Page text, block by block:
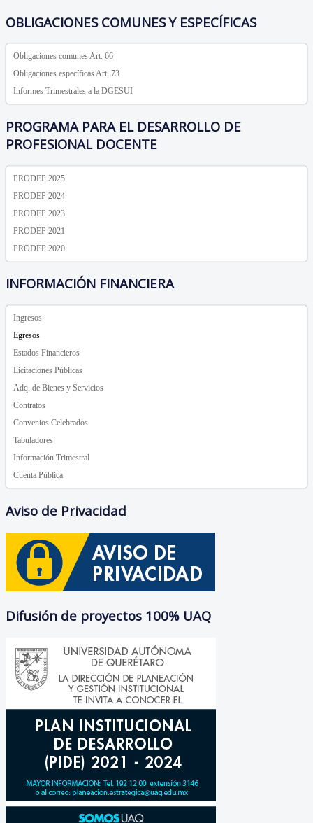
OBLIGACIONES COMUNES Y ESPECÍFICAS
Obligaciones comunes Art. 66
Obligaciones específicas Art. 73
Informes Trimestrales a la DGESUI
PROGRAMA PARA EL DESARROLLO DE
PROFESIONAL DOCENTE
PRODEP 2025
PRODEP 2024
PRODEP 2023
PRODEP 2021
PRODEP 2020
INFORMACIÓN FINANCIERA
Ingresos
Egresos
Estados Financieros
Licitaciones Públicas
Adq. de Bienes y Servicios
Contratos
Convenios Celebrados
Tabuladores
Información Trimestral
Cuenta Pública
Aviso de Privacidad
Difusión de proyectos 100% UAQ